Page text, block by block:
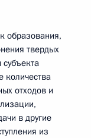
образования,
твердых
количества
отходов и
в другие
из